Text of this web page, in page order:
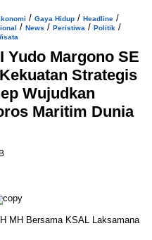
/ Gaya Hidup / Headline /
/ News / Peristiwa / Politik /
Yudo Margono SE
Strategis
Wujudkan
Maritim Dunia